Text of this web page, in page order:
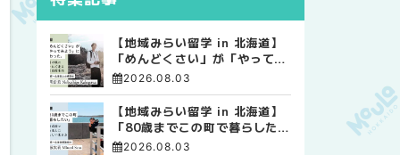
【地域みらい留学 in 北海道】
「めんどくさい」が「やってみ
よう」に変わった。 十勝の風
自由な高校生活
2026.08.03
【地域みらい留学 in 北海道】
「80歳までこの町で暮らした
い」 標津高校で踏み出した、
2026.08.03